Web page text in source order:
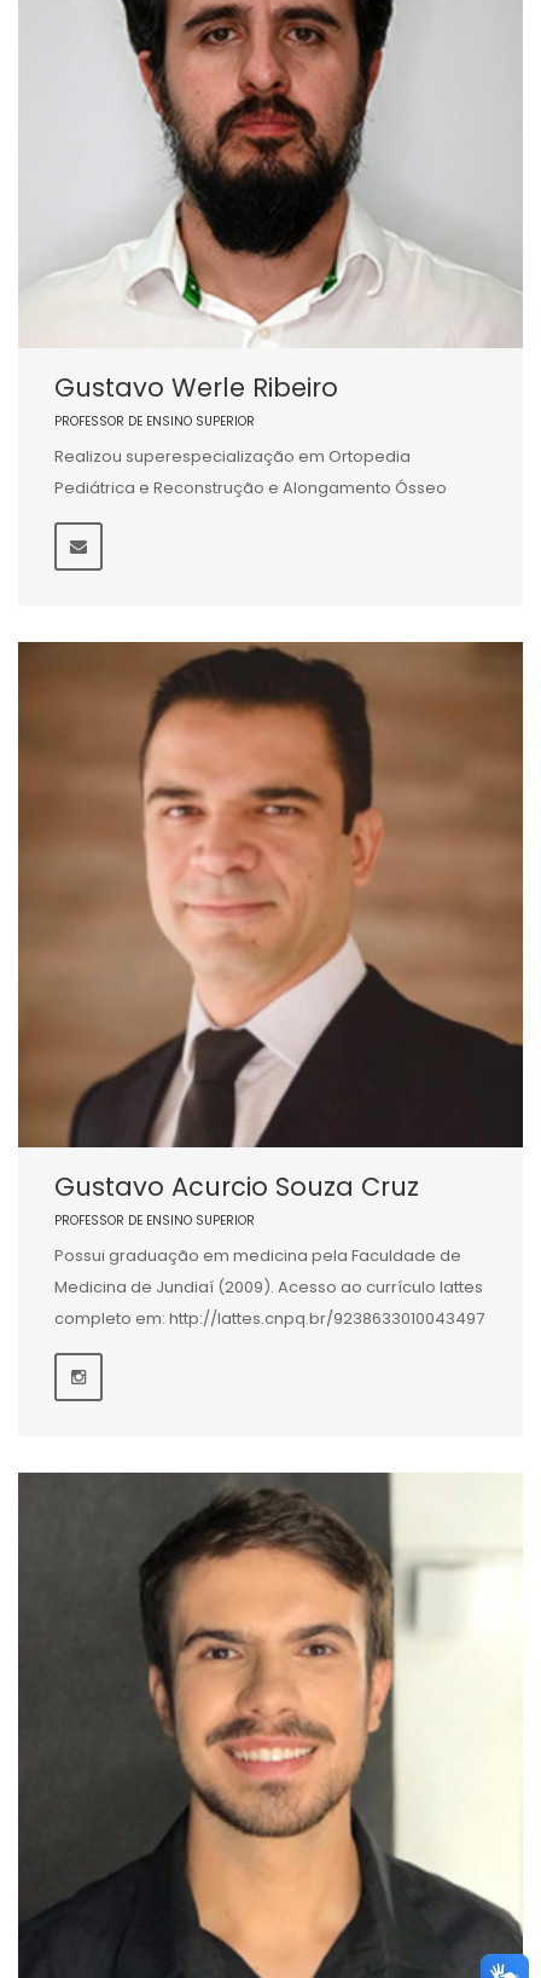
Gustavo Werle Ribeiro
PROFESSOR DE ENSINO SUPERIOR
Realizou superespecialização em Ortopedia
Pediátrica e Reconstrução e Alongamento Ósseo
Gustavo Acurcio Souza Cruz
PROFESSOR DE ENSINO SUPERIOR
Possui graduação em medicina pela Faculdade de
Medicina de Jundiaí (2009). Acesso ao currículo lattes
completo em: http://lattes.cnpq.br/9238633010043497